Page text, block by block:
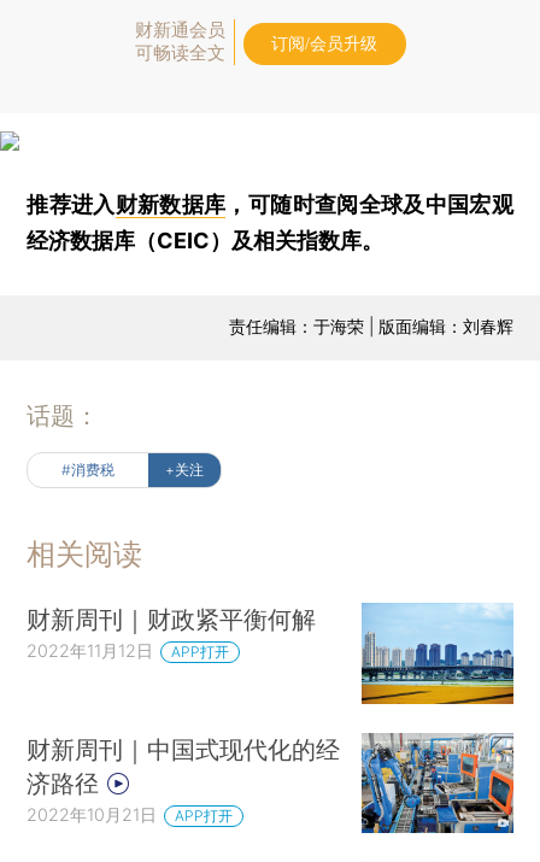
财新通会员
可畅读全文
订阅/会员升级
推荐进入财新数据库 ，可随时查阅全球及中国宏观
经济数据库（CEIC）及相关指数库。
责任编辑：于海荣 | 版面编辑：刘春辉
话题：
#消费税 +关注
相关阅读
财新周刊｜财政紧平衡何解
2022年11月12日 APP打开
财新周刊｜中国式现代化的经
济路径
2022年10月21日 APP打开